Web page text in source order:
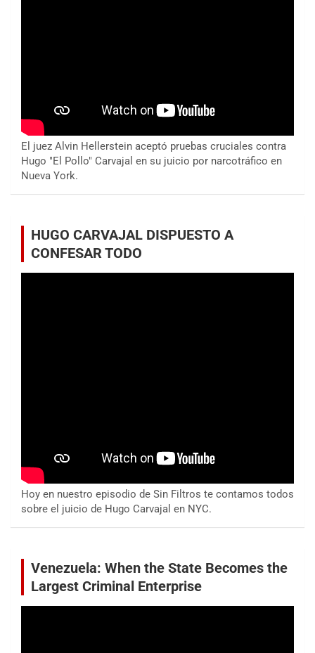
El juez Alvin Hellerstein aceptó pruebas cruciales contra
Hugo "El Pollo" Carvajal en su juicio por narcotráfico en
Nueva York.
HUGO CARVAJAL DISPUESTO A
CONFESAR TODO
Hoy en nuestro episodio de Sin Filtros te contamos todos
sobre el juicio de Hugo Carvajal en NYC.
Venezuela: When the State Becomes the
Largest Criminal Enterprise